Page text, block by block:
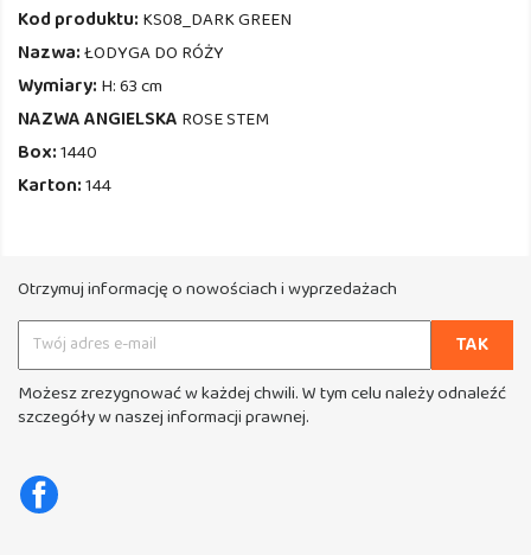
Kod produktu: KS08_DARK GREEN
Nazwa:ŁODYGA DO RÓŻY
Wymiary: H: 63 cm
NAZWA ANGIELSKA ROSE STEM
Box:1440
Karton:144
Otrzymuj informację o nowościach i wyprzedażach
Możesz zrezygnować w każdej chwili. W tym celu należy odnaleźć
szczegóły w naszej informacji prawnej.